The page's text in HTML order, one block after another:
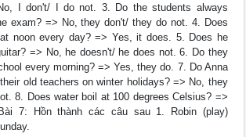
I don't/ I do not. 3. Do the students always
exam? => No, they don't/ they do not. 4. Does
noon every day? => Yes, it does. 5. Does he
=> No, he doesn't/ he does not. 6. Do they
every morning? => Yes, they do. 7. Do Anna
old teachers on winter holidays? => No, they
8. Does water boil at 100 degrees Celsius? =>
7: Hồn thành các câu sau 1. Robin (play)